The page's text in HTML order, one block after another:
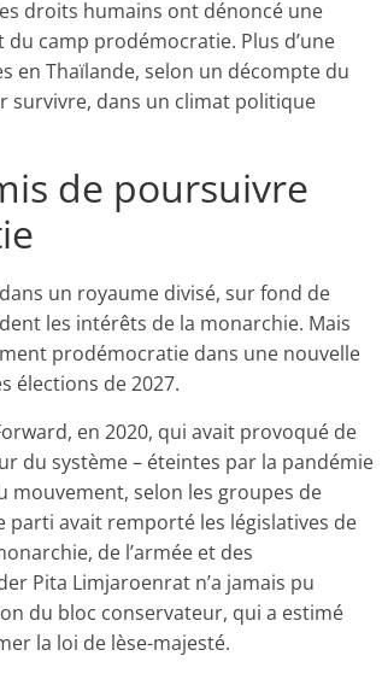
droits humains ont dénoncé une
camp prodémocratie. Plus d’une
en Thaïlande, selon un décompte du
survivre, dans un climat politique
de poursuivre
un royaume divisé, sur fond de
les intérêts de la monarchie. Mais
prodémocratie dans une nouvelle
élections de 2027.
en 2020, qui avait provoqué de
du système – éteintes par la pandémie
mouvement, selon les groupes de
parti avait remporté les législatives de
de l’armée et des
Pita Limjaroenrat n’a jamais pu
du bloc conservateur, qui a estimé
la loi de lèse-majesté.